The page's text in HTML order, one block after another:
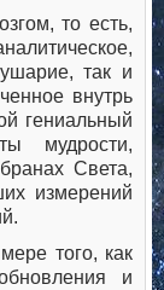
то есть,
так и
внутрь
гениальный
мудрости,
Света,
измерений
того, как
и